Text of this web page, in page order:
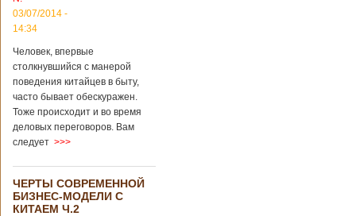
03/07/2014 -
14:34
Человек, впервые
столкнувшийся с манерой
поведения китайцев в быту,
часто бывает обескуражен.
Тоже происходит и во время
деловых переговоров. Вам
следует >>>
ЧЕРТЫ СОВРЕМЕННОЙ
БИЗНЕС-МОДЕЛИ С
КИТАЕМ Ч.2